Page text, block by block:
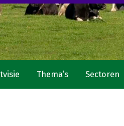
Thema’s Sectoren